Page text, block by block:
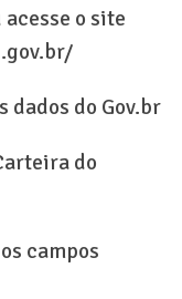
o site
dados do Gov.br
do
campos